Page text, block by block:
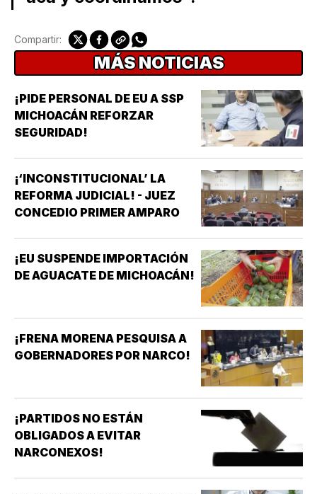
Compartir:
MÁS NOTICIAS
¡PIDE PERSONAL DE EU A SSP
MICHOACÁN REFORZAR
SEGURIDAD!
¡‘INCONSTITUCIONAL’ LA
REFORMA JUDICIAL! - JUEZ
CONCEDIO PRIMER AMPARO
¡EU SUSPENDE IMPORTACIÓN
DE AGUACATE DE MICHOACÁN!
¡FRENA MORENA PESQUISA A
GOBERNADORES POR NARCO!
¡PARTIDOS NO ESTÁN
OBLIGADOS A EVITAR
NARCONEXOS!